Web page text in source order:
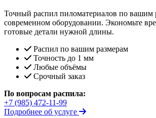
Точный распил пиломатериалов по вашим
современном оборудовании. Экономьте
готовые детали нужной длины.
Распил по вашим размерам
Точность до 1 мм
Любые объёмы
Срочный заказ
По вопросам распила:
+7 (985) 472-11-99
Подробнее об услуге